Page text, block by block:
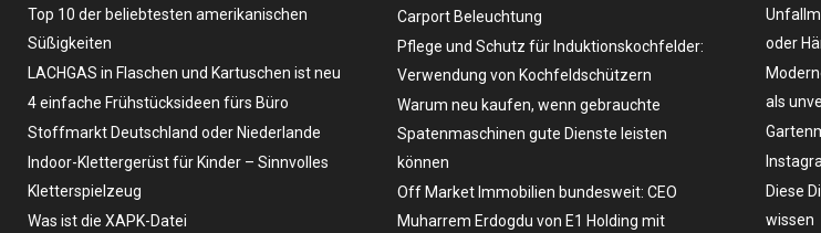
Top 10 der beliebtesten amerikanischen
Süßigkeiten
LACHGAS in Flaschen und Kartuschen ist neu
4 einfache Frühstücksideen fürs Büro
Stoffmarkt Deutschland oder Niederlande
Indoor-Klettergerüst für Kinder – Sinnvolles
Kletterspielzeug
Was ist die XAPK-Datei
Carport Beleuchtung
Pflege und Schutz für Induktionskochfelder:
Verwendung von Kochfeldschützern
Warum neu kaufen, wenn gebrauchte
Spatenmaschinen gute Dienste leisten
können
Off Market Immobilien bundesweit: CEO
Muharrem Erdogdu von E1 Holding mit
oder
als
Diese
wissen